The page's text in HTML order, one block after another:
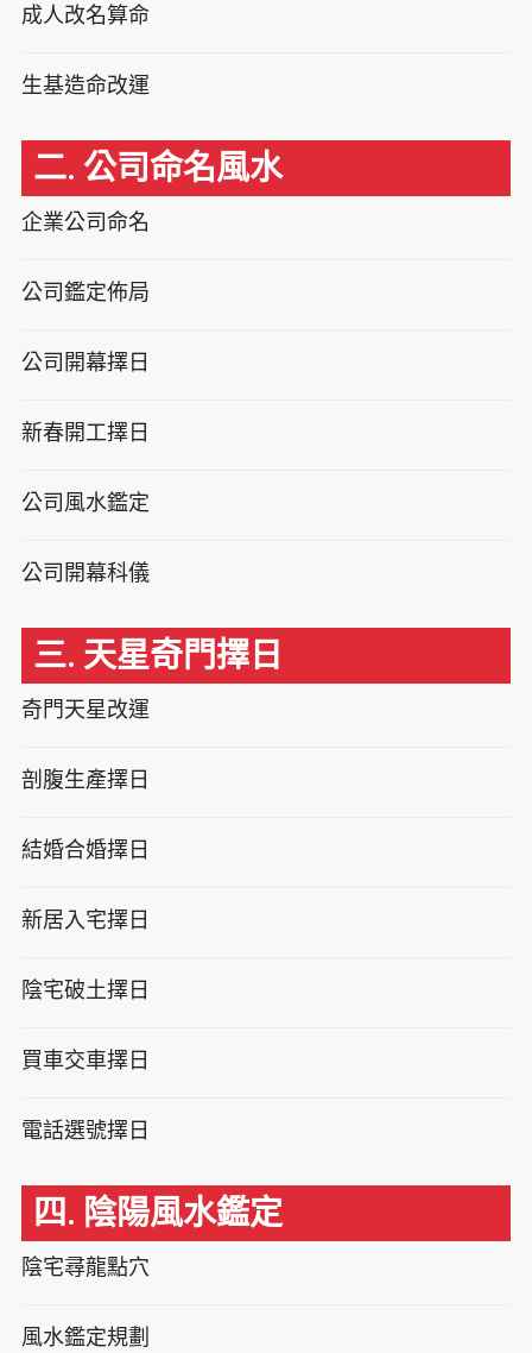
成人改名算命
生基造命改運
二. 公司命名風水
企業公司命名
公司鑑定佈局
公司開幕擇日
新春開工擇日
公司風水鑑定
公司開幕科儀
三. 天星奇門擇日
奇門天星改運
剖腹生產擇日
結婚合婚擇日
新居入宅擇日
陰宅破土擇日
買車交車擇日
電話選號擇日
四. 陰陽風水鑑定
陰宅尋龍點穴
風水鑑定規劃